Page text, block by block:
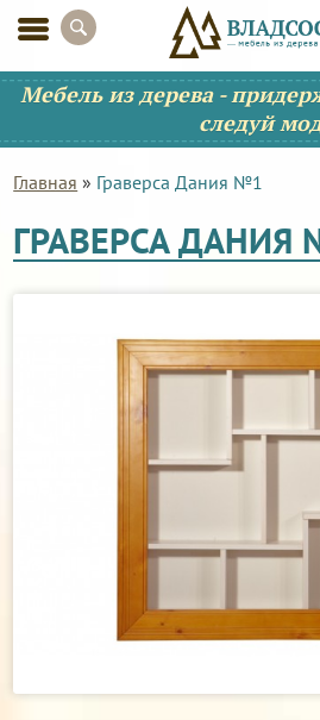
Мебель из дерева -
следуй
Главная » Граверса Дания №1
ГРАВЕРСА ДАНИЯ